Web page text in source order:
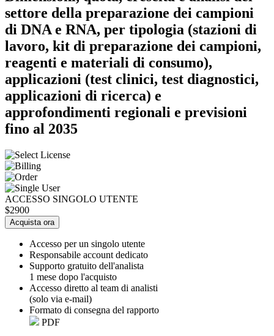
settore della preparazione dei campioni
di DNA e RNA, per tipologia (stazioni di
lavoro, kit di preparazione dei campioni,
reagenti e materiali di consumo),
applicazioni (test clinici, test diagnostici,
applicazioni di ricerca) e
approfondimenti regionali e previsioni
fino al 2035
ACCESSO SINGOLO UTENTE
$2900
Acquista ora
Accesso per un singolo utente
Responsabile account dedicato
Supporto gratuito dell'analista
1 mese dopo l'acquisto
Accesso diretto al team di analisti
(solo via e-mail)
Formato di consegna del rapporto
PDF